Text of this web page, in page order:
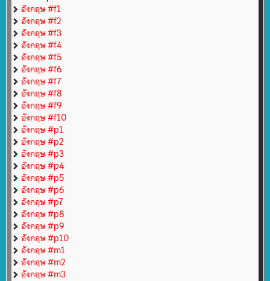
อังกฤษ #f1
อังกฤษ #f2
อังกฤษ #f3
อังกฤษ #f4
อังกฤษ #f5
อังกฤษ #f6
อังกฤษ #f7
อังกฤษ #f8
อังกฤษ #f9
อังกฤษ #f10
อังกฤษ #p1
อังกฤษ #p2
อังกฤษ #p3
อังกฤษ #p4
อังกฤษ #p5
อังกฤษ #p6
อังกฤษ #p7
อังกฤษ #p8
อังกฤษ #p9
อังกฤษ #p10
อังกฤษ #m1
อังกฤษ #m2
อังกฤษ #m3